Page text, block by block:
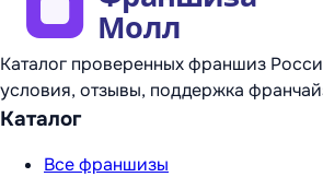
Каталог проверенных франшиз
условия, отзывы, поддержка
Каталог
Все франшизы